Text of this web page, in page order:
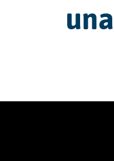
una